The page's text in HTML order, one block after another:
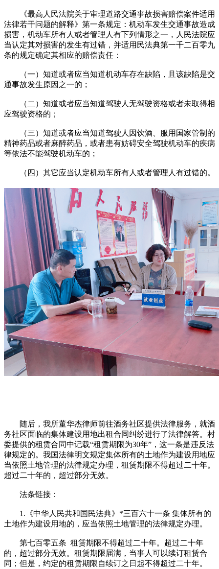
《最高人民法院关于审理道路交通事故损害赔偿案件适用
法律若干问题的解释》第一条规定：机动车发生交通事故造成
损害，机动车所有人或者管理人有下列情形之一，人民法院应
当认定其对损害的发生有过错，并适用民法典第一千二百零九
条的规定确定其相应的赔偿责任：
（一）知道或者应当知道机动车存在缺陷，且该缺陷是交
通事故发生原因之一的；
（二）知道或者应当知道驾驶人无驾驶资格或者未取得相
应驾驶资格的；
（三）知道或者应当知道驾驶人因饮酒、服用国家管制的
精神药品或者麻醉药品，或者患有妨碍安全驾驶机动车的疾病
等依法不能驾驶机动车的；
（四）其它应当认定机动车所有人或者管理人有过错的。
随后，我所董华杰律师前往酒务社区提供法律服务，就酒
务社区面临的集体建设用地出租合同纠纷进行了法律解答。村
委提供的租赁合同中记载“租赁期限为30年”，这一条是违反法
律规定的。我国法律明文规定集体所有的土地作为建设用地应
当依照土地管理的法律规定办理，租赁期限不得超过二十年。
超过二十年的，超过部分无效。
法条链接：
1.《中华人民共和国民法典》*三百六十一条 集体所有的
土地作为建设用地的，应当依照土地管理的法律规定办理。
第七百零五条 租赁期限不得超过二十年。超过二十年
的，超过部分无效。租赁期限届满，当事人可以续订租赁合
同；但是，约定的租赁期限自续订之日起不得超过二十年。